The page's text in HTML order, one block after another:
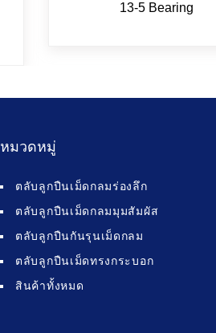
13-5 Bearing
หมวดหมู่
ตลับลูกปืนเม็ดกลมร่องลึก
ตลับลูกปืนเม็ดกลมมุมสัมผัส
ตลับลูกปืนกันรุนเม็ดกลม
ตลับลูกปืนเม็ดทรงกระบอก
สินค้าทั้งหมด